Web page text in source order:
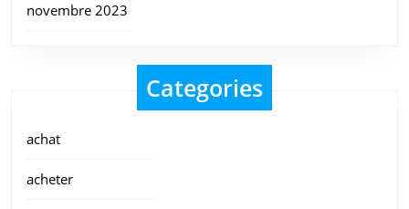
novembre 2023
Categories
achat
acheter